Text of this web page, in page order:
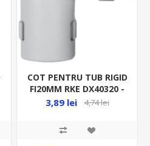
COT PENTRU TUB RIGID
FI20MM RKE DX40320 -
90GR - RACORD RIGID
3,89 lei 4,74 lei